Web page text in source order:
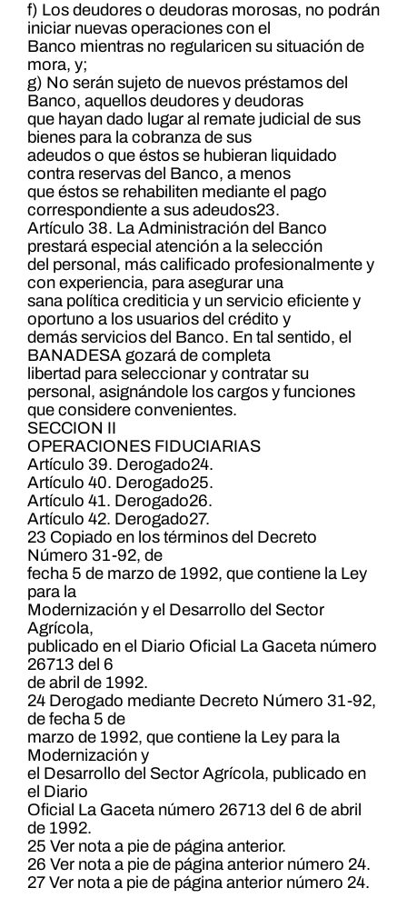
f) Los deudores o deudoras morosas, no podrán
iniciar nuevas operaciones con el
Banco mientras no regularicen su situación de
mora, y;
g) No serán sujeto de nuevos préstamos del
Banco, aquellos deudores y deudoras
que hayan dado lugar al remate judicial de sus
bienes para la cobranza de sus
adeudos o que éstos se hubieran liquidado
contra reservas del Banco, a menos
que éstos se rehabiliten mediante el pago
correspondiente a sus adeudos23.
Artículo 38. La Administración del Banco
prestará especial atención a la selección
del personal, más calificado profesionalmente y
con experiencia, para asegurar una
sana política crediticia y un servicio eficiente y
oportuno a los usuarios del crédito y
demás servicios del Banco. En tal sentido, el
BANADESA gozará de completa
libertad para seleccionar y contratar su
personal, asignándole los cargos y funciones
que considere convenientes.
SECCION II
OPERACIONES FIDUCIARIAS
Artículo 39. Derogado24.
Artículo 40. Derogado25.
Artículo 41. Derogado26.
Artículo 42. Derogado27.
23 Copiado en los términos del Decreto
Número 31-92, de
fecha 5 de marzo de 1992, que contiene la Ley
para la
Modernización y el Desarrollo del Sector
Agrícola,
publicado en el Diario Oficial La Gaceta número
26713 del 6
de abril de 1992.
24 Derogado mediante Decreto Número 31-92,
de fecha 5 de
marzo de 1992, que contiene la Ley para la
Modernización y
el Desarrollo del Sector Agrícola, publicado en
el Diario
Oficial La Gaceta número 26713 del 6 de abril
de 1992.
25 Ver nota a pie de página anterior.
26 Ver nota a pie de página anterior número 24.
27 Ver nota a pie de página anterior número 24.